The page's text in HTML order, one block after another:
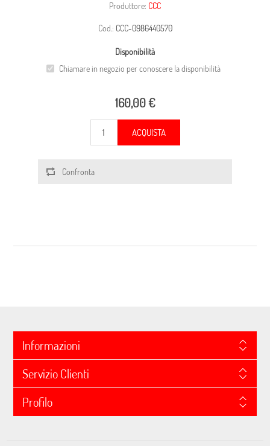
Produttore: CCC
Cod.: CCC-0986440570
Disponibilità
Chiamare in negozio per conoscere la disponibilità
160,00 €
ACQUISTA
Confronta
Informazioni
Servizio Clienti
Profilo